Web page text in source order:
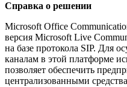
Справка о решении
Microsoft Office
версия Microsoft Live
на базе протокола SIP. Для
каналам в этой платформе
позволяет обеспечить
централизованными